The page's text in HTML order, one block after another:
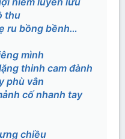
thu
ru bồng bềnh…
mình
thinh cam đành
phù vân
cố nhanh tay
chiều